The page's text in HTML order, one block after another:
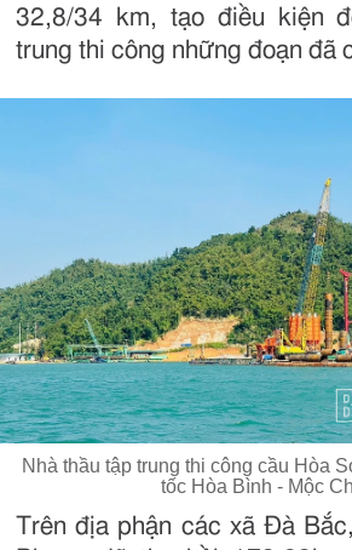
32,8/34 km, tạo điều kiện
trung thi công những đoạn đã
Nhà thầu tập trung thi công cầu Hòa
tốc Hòa Bình - Mộc
Trên địa phận các xã Đà